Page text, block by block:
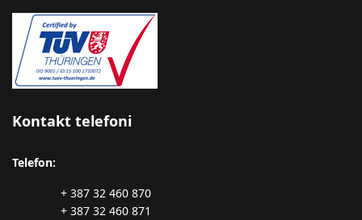
Kontakt telefoni
Telefon:
+ 387 32 460 870
+ 387 32 460 871